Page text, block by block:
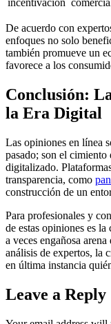
incentivación comercial
De acuerdo con
enfoques no solo
también promueve un
favorece a los
Conclusión:
la Era Digital
Las opiniones en línea
pasado; son el cimiento
digitalizado.
transparencia, como
construcción de un
Para profesionales y
de estas opiniones es
a veces engañosa
análisis de expertos, la
en última instancia
Leave a Reply